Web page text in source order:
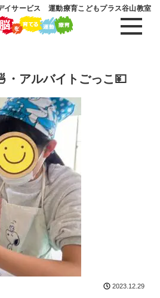
イサービス 運動療育こどもプラス谷山教室
・アルバイトごっこ💴
2023.12.29